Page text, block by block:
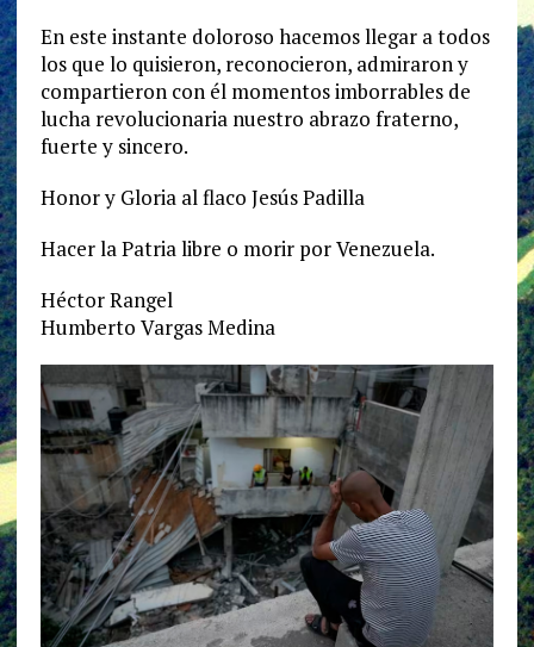
En este instante doloroso hacemos llegar a todos
los que lo quisieron, reconocieron, admiraron y
compartieron con él momentos imborrables de
lucha revolucionaria nuestro abrazo fraterno,
fuerte y sincero.
Honor y Gloria al flaco Jesús Padilla
Hacer la Patria libre o morir por Venezuela.
Héctor Rangel
Humberto Vargas Medina